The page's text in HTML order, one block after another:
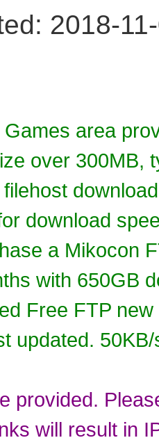
2018-
area
over 300MB,
download
a Mikocon
with 650GB
Free FTP
updated.
provided.
will result in